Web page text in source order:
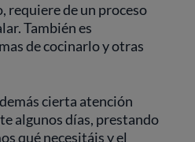
requiere de un proceso
También es
de cocinarlo y otras
cierta atención
algunos días, prestando
qué necesitáis y el